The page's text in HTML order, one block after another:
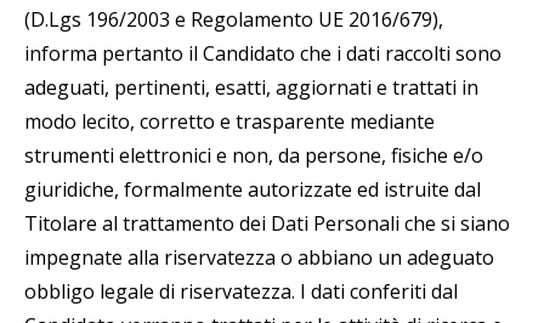
(D.Lgs 196/2003 e Regolamento UE 2016/679),
informa pertanto il Candidato che i dati raccolti sono
adeguati, pertinenti, esatti, aggiornati e trattati in
modo lecito, corretto e trasparente mediante
strumenti elettronici e non, da persone, fisiche e/o
giuridiche, formalmente autorizzate ed istruite dal
Titolare al trattamento dei Dati Personali che si siano
impegnate alla riservatezza o abbiano un adeguato
obbligo legale di riservatezza. I dati conferiti dal